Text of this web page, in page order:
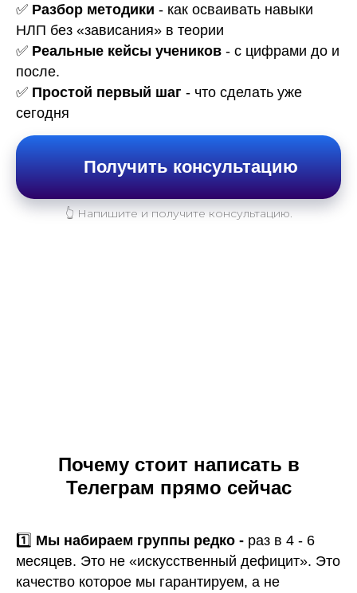
✅ Разбор методики - как осваивать навыки
НЛП без «зависания» в теории
✅ Реальные кейсы учеников - с цифрами до и
после.
✅ Простой первый шаг - что сделать уже
сегодня
Получить консультацию
👆 Напишите и получите консультацию.
Почему стоит написать в
Телеграм прямо сейчас
1️⃣ Мы набираем группы редко - раз в 4 - 6
месяцев. Это не «искусственный дефицит». Это
качество которое мы гарантируем, а не